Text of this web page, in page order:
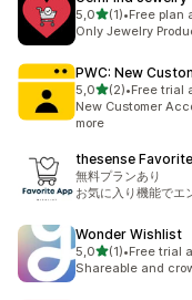
5,0z 5 hvězd
(1)
Celkový počet
•Free plan
Only Jewelry
PWC: New
5,0z 5 hvězd
(2)
Celkový počet
•Free trial
New Customer
more
thesense Favorite
無料プランあり
お気に入り機能でエ
Wonder Wishlist
5,0z 5 hvězd
(1)
Celkový počet
•Free trial
Shareable and